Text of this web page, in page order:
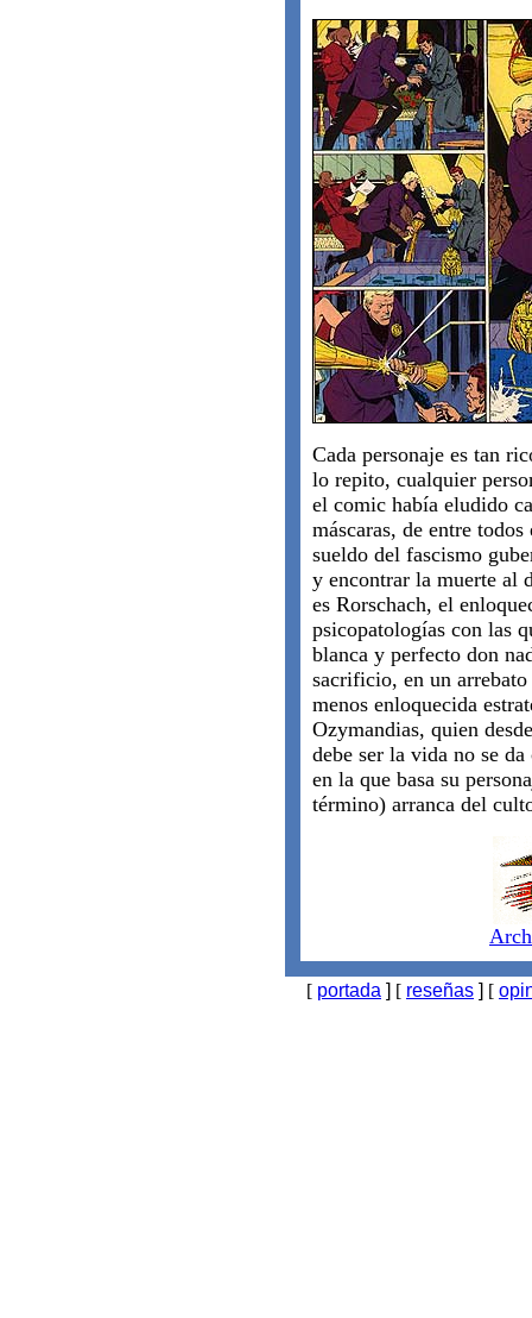
Cada personaje es tan
lo repito, cualquier
el comic había eludido
máscaras, de entre
sueldo del fascismo
y encontrar la muerte al
es Rorschach, el
psicopatologías con las
blanca y perfecto don
sacrificio, en un
menos enloquecida
Ozymandias, quien
debe ser la vida no se
en la que basa su
término) arranca del
[ portada ] [ reseñas ] [